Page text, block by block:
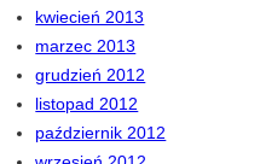
kwiecień 2013
marzec 2013
grudzień 2012
listopad 2012
październik 2012